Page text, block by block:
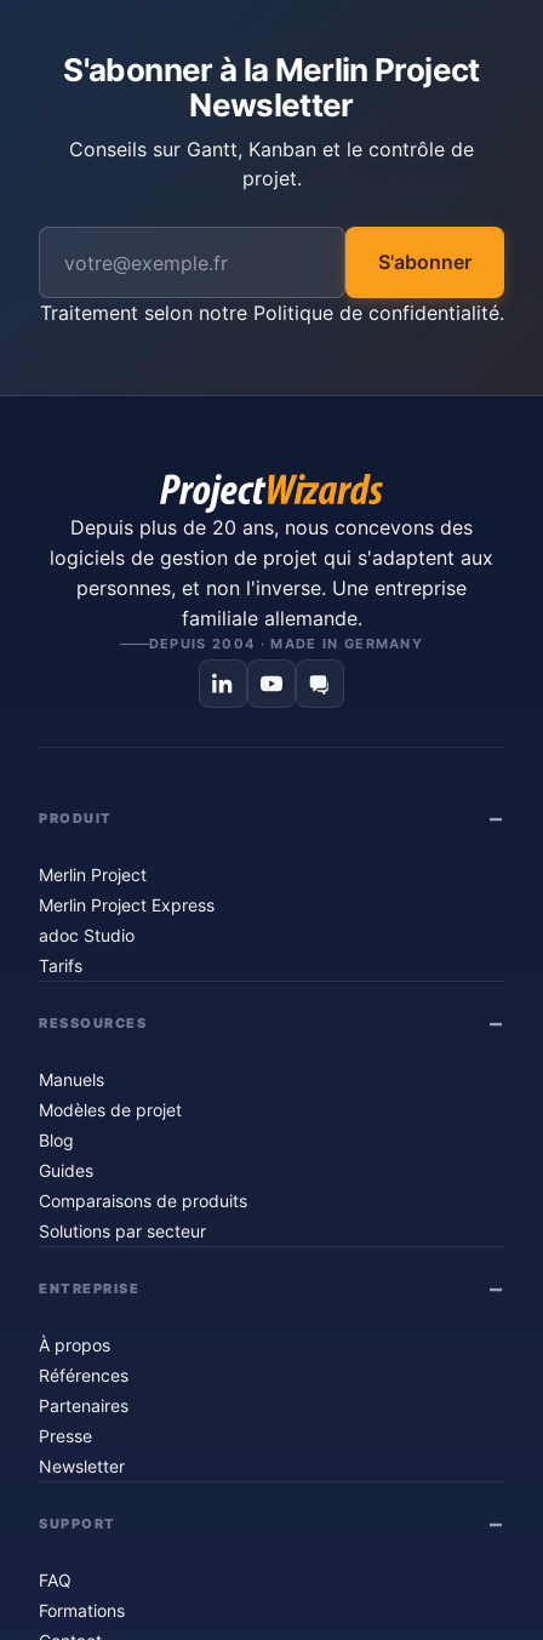
S'abonner à la Merlin Project
Newsletter
Conseils sur Gantt, Kanban et le contrôle de
projet.
S'abonner
Traitement selon notre Politique de confidentialité.
Depuis plus de 20 ans, nous concevons des
logiciels de gestion de projet qui s'adaptent aux
personnes, et non l'inverse. Une entreprise
familiale allemande.
DEPUIS 2004 · MADE IN GERMANY
PRODUIT
Merlin Project
Merlin Project Express
adoc Studio
Tarifs
RESSOURCES
Manuels
Modèles de projet
Blog
Guides
Comparaisons de produits
Solutions par secteur
ENTREPRISE
À propos
Références
Partenaires
Presse
Newsletter
SUPPORT
FAQ
Formations